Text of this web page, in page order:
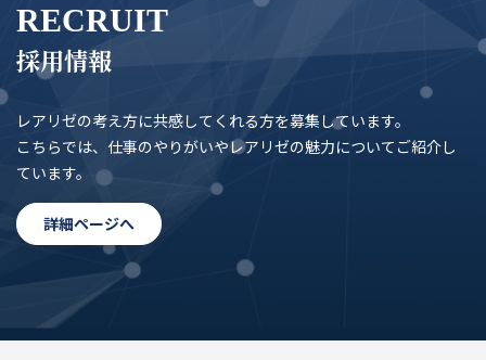
RECRUIT
採用情報
レアリゼの考え方に共感してくれる方を募集しています。
こちらでは、仕事のやりがいやレアリゼの魅力についてご紹介し
ています。
詳細ページへ